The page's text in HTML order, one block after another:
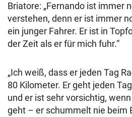
Briatore: „Fernando ist immer
verstehen, denn er ist immer
ein junger Fahrer. Er ist in
der Zeit als er für mich fuhr.“
„Ich weiß, dass er jeden Tag
80 Kilometer. Er geht jeden
und er ist sehr vorsichtig,
geht – er schummelt nie beim